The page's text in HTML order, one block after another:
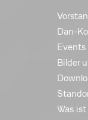
Dan-
Events
Bilder
Was